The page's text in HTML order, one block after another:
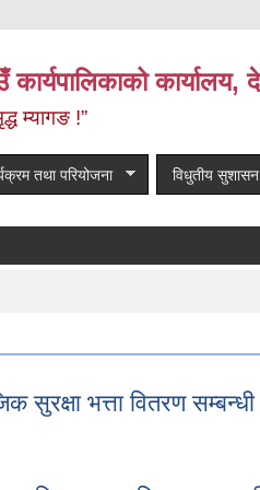
कार्यपालिकाको
म्यागङ !”
तथा परियोजना विधुतीय
भत्ता वितरण